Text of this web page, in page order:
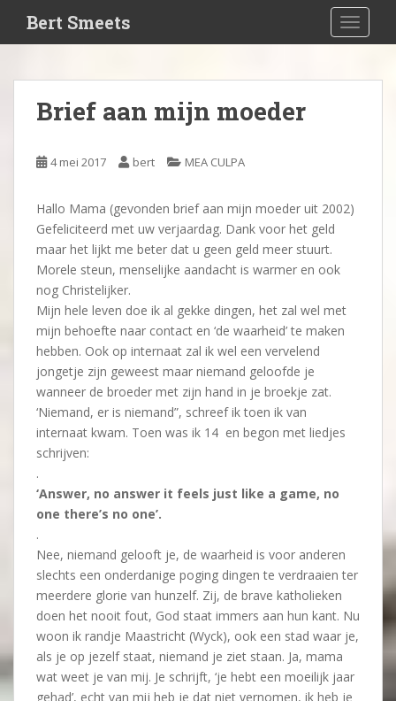
i
Bert Smeets
Brief aan mijn moeder
4 mei 2017 bert MEA CULPA
Hallo Mama (gevonden brief aan mijn moeder uit 2002)
Gefeliciteerd met uw verjaardag. Dank voor het geld
maar het lijkt me beter dat u geen geld meer stuurt.
Morele steun, menselijke aandacht is warmer en ook
nog Christelijker.
Mijn hele leven doe ik al gekke dingen, het zal wel met
mijn behoefte naar contact en ‘de waarheid’ te maken
hebben. Ook op internaat zal ik wel een vervelend
jongetje zijn geweest maar niemand geloofde je
wanneer de broeder met zijn hand in je broekje zat.
‘Niemand, er is niemand”, schreef ik toen ik van
internaat kwam. Toen was ik 14 en begon met liedjes
schrijven:
.
‘Answer, no answer it feels just like a game, no
one there’s no one’.
.
Nee, niemand gelooft je, de waarheid is voor anderen
slechts een onderdanige poging dingen te verdraaien ter
meerdere glorie van hunzelf. Zij, de brave katholieken
doen het nooit fout, God staat immers aan hun kant. Nu
woon ik randje Maastricht (Wyck), ook een stad waar je,
als je op jezelf staat, niemand je ziet staan. Ja, mama
wat weet je van mij. Je schrijft, ‘je hebt een moeilijk jaar
gehad’, echt van mij heb je dat niet vernomen, ik heb je